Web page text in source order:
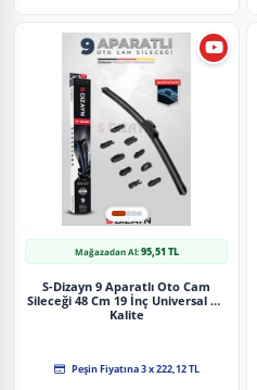
Mağazadan Al:95,51 TL
S-Dizayn 9 Aparatlı Oto Cam
Sileceği 48 Cm 19 İnç Universal A+
Kalite
Peşin Fiyatına 3 x 222,12 TL